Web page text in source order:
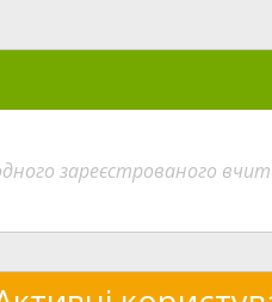
зареєстрованого